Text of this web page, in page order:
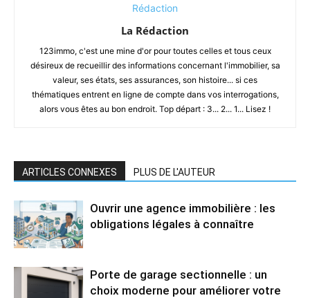
La Rédaction
123immo, c'est une mine d'or pour toutes celles et tous ceux
désireux de recueillir des informations concernant l'immobilier, sa
valeur, ses états, ses assurances, son histoire... si ces
thématiques entrent en ligne de compte dans vos interrogations,
alors vous êtes au bon endroit. Top départ : 3... 2... 1... Lisez !
ARTICLES CONNEXES PLUS DE L'AUTEUR
Ouvrir une agence immobilière : les
obligations légales à connaître
Porte de garage sectionnelle : un
choix moderne pour améliorer votre